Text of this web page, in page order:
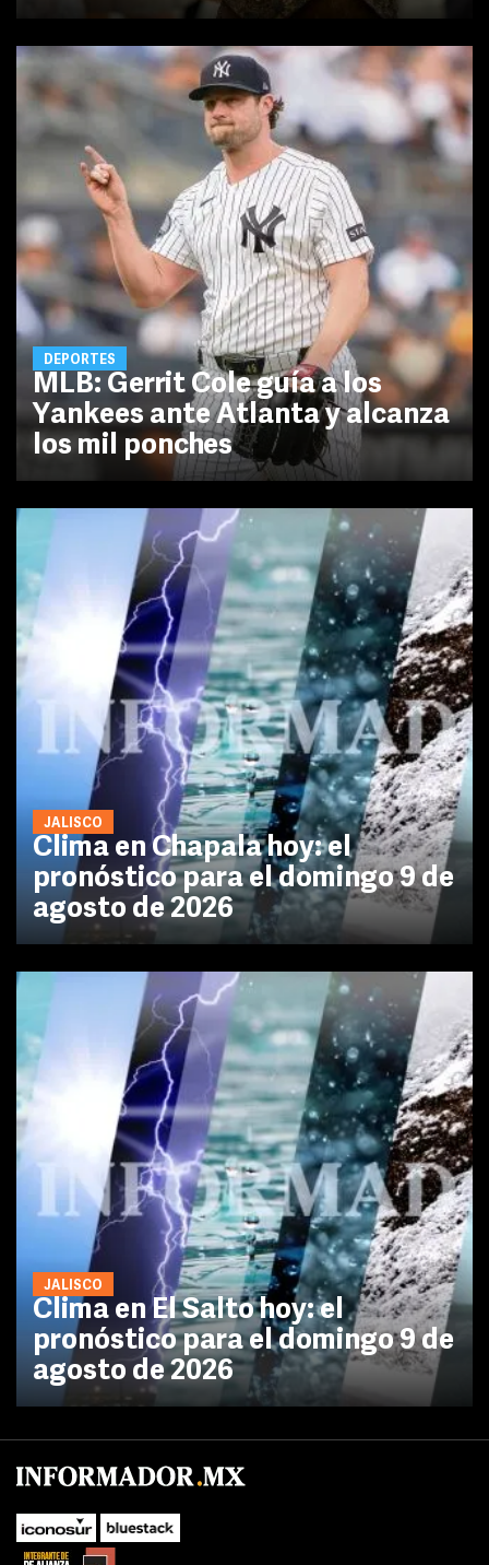
DEPORTES
MLB: Gerrit Cole guía a los
Yankees ante Atlanta y alcanza
los mil ponches
JALISCO
Clima en Chapala hoy: el
pronóstico para el domingo 9 de
agosto de 2026
JALISCO
Clima en El Salto hoy: el
pronóstico para el domingo 9 de
agosto de 2026